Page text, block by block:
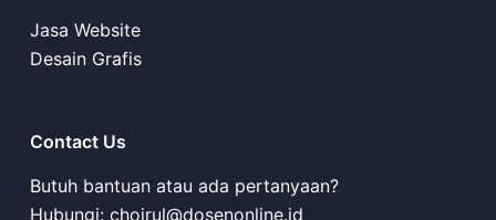
Jasa Website
Desain Grafis
Contact Us
Butuh bantuan atau ada pertanyaan?
Hubungi: choirul@dosenonline.id